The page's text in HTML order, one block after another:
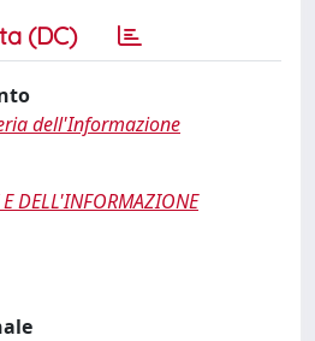
(DC)
dell'Informazione
DELL'INFORMAZIONE